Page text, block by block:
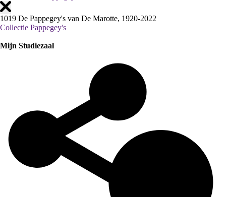
1019 De Pappegey's van De Marotte, 1920-2022
Collectie Pappegey's
Mijn Studiezaal